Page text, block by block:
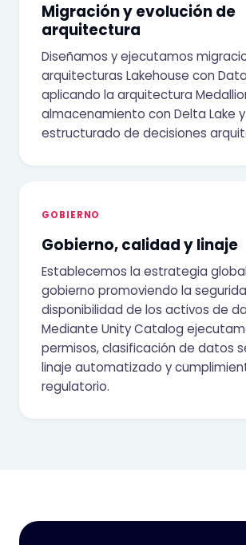
Migración y evolución de
arquitectura
Diseñamos y ejecutamos
arquitecturas Lakehouse con
aplicando la arquitectura
almacenamiento con Delta Lake
estructurado de decisiones
GOBIERNO
Gobierno, calidad y linaje
Establecemos la estrategia
gobierno promoviendo la
disponibilidad de los activos de
Mediante Unity Catalog
permisos, clasificación de datos
linaje automatizado y
regulatorio.